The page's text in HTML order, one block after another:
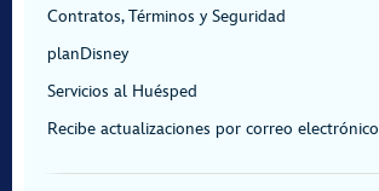
Contratos, Términos y Seguridad
planDisney
Servicios al Huésped
Recibe actualizaciones por correo electrónico